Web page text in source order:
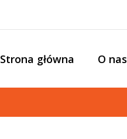
Strona główna O nas